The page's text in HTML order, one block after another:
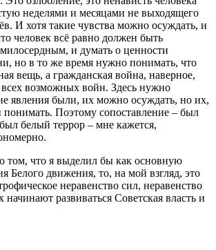
неделями и месяцами не выходящего
И хотя такие чувства можно осуждать, и
человек всё равно должен быть
и думать о ценности
но в то же время нужно понимать, что
вещь, а гражданская война, наверное,
всех возможных войн. Здесь нужно
явления были, их можно осуждать, но их,
Поэтому сопоставление – был
белый террор – мне кажется,
том, что я выделил бы как основную
Белого движения, то, на мой взгляд, это
неравенство сил, неравенство
начинают развиваться Советская власть и